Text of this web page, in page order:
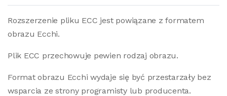
Rozszerzenie pliku ECC jest powiązane z formatem
obrazu Ecchi.
Plik ECC przechowuje pewien rodzaj obrazu.
Format obrazu Ecchi wydaje się być przestarzały bez
wsparcia ze strony programisty lub producenta.